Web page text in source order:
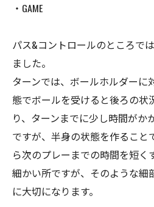
・GAME
パス&コントロールのところで
ました。
ターンでは、ボールホルダーに
態でボールを受けると後ろの状
り、ターンまでに少し時間がか
ですが、半身の状態を作ること
ら次のプレーまでの時間を短く
細かい所ですが、そのような細
に大切になります。